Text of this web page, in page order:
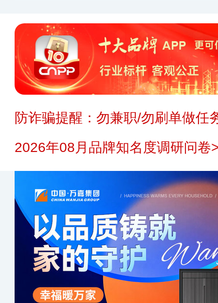
防诈骗提醒：勿兼职/勿刷单做任
2026年08月品牌知名度调研问卷